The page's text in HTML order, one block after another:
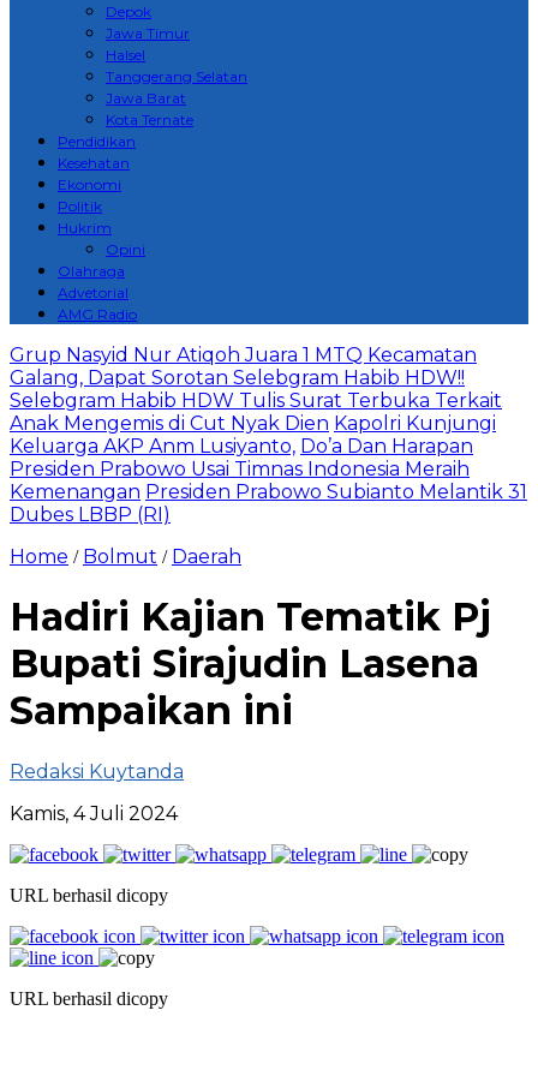
Depok
Jawa Timur
Halsel
Tanggerang Selatan
Jawa Barat
Kota Ternate
Pendidikan
Kesehatan
Ekonomi
Politik
Hukrim
Opini
Olahraga
Advetorial
AMG Radio
Grup Nasyid Nur Atiqoh Juara 1 MTQ Kecamatan
Galang, Dapat Sorotan Selebgram Habib HDW!!
Selebgram Habib HDW Tulis Surat Terbuka Terkait
Anak Mengemis di Cut Nyak Dien Kapolri Kunjungi
Keluarga AKP Anm Lusiyanto, Do’a Dan Harapan
Presiden Prabowo Usai Timnas Indonesia Meraih
Kemenangan Presiden Prabowo Subianto Melantik 31
Dubes LBBP (RI)
Home / Bolmut / Daerah
Hadiri Kajian Tematik Pj
Bupati Sirajudin Lasena
Sampaikan ini
Redaksi Kuytanda
Kamis, 4 Juli 2024
URL berhasil dicopy
URL berhasil dicopy